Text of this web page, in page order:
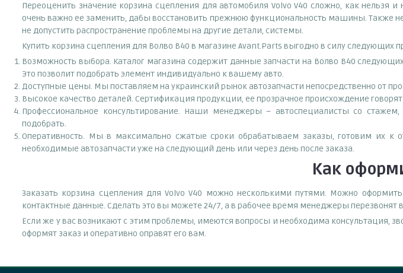
Переоценить значение корзина сцепления для автомобиля Volvo V40 сложно, как нельзя
очень важно ее заменить, дабы восстановить прежнюю функциональность машины. Также
не допустить распространение проблемы на другие детали, системы.
Купить корзина сцепления для Волво В40 в магазине Avant.Parts выгодно в силу следующих
Возможность выбора. Каталог магазина содержит данные запчасти на Волво В40 следующих
Это позволит подобрать элемент индивидуально к вашему авто.
Доступные цены. Мы поставляем на украинский рынок автозапчасти непосредственно от
Высокое качество деталей. Сертификация продукции, ее прозрачное происхождение
Профессиональное консультирование. Наши менеджеры – автоспециалисты со
подобрать.
Оперативность. Мы в максимально сжатые сроки обрабатываем заказы, готовим их к
необходимые автозапчасти уже на следующий день или через день после заказа.
Как
Заказать корзина сцепления для Volvo V40 можно несколькими путями. Можно
контактные данные. Сделать это вы можете 24/7, а в рабочее время менеджеры перезвонят
Если же у вас возникают с этим проблемы, имеются вопросы и необходима консультация,
оформят заказ и оперативно оправят его вам.